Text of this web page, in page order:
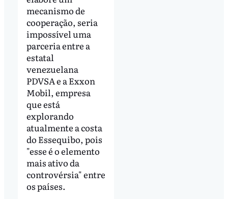
mecanismo de
cooperação, seria
impossível uma
parceria entre a
estatal
venezuelana
PDVSA e a Exxon
Mobil, empresa
que está
explorando
atualmente a costa
do Essequibo, pois
"esse é o elemento
mais ativo da
controvérsia" entre
os países.